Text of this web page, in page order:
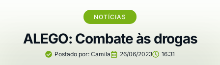
NOTÍCIAS
ALEGO: Combate às drogas
Postado por: Camila 26/06/2023 16:31